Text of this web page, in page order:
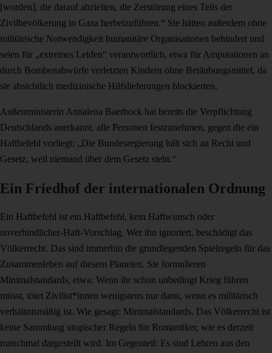
[worden], die darauf abzielten, die Zerstörung eines Teils der
Zivilbevölkerung in Gaza herbeizuführen.“ Sie hätten außerdem ohne
militärische Notwendigkeit humanitäre Organisationen behindert und
seien für „extremes Leiden“ verantwortlich, etwa für Amputationen an
durch Bombenabwürfe verletzten Kindern ohne Betäubungsmittel, da
sie absichtlich medizinische Hilfslieferungen blockierten.
Außenministerin Annalena Baerbock hat bereits die Verpflichtung
Deutschlands anerkannt, alle Personen festzunehmen, gegen die ein
Haftbefehl vorliegt: „Die Bundesregierung hält sich an Recht und
Gesetz, weil niemand über dem Gesetz steht.“
Ein Friedhof der internationalen Ordnung
Ein Haftbefehl ist ein Haftbefehl, kein Haftwunsch oder
unverbindlicher-Haft-Vorschlag. Wer ihn ignoriert, beschädigt das
Völkerrecht. Das sind immerhin die grundlegenden Spielregeln für das
Zusammenleben auf diesem Planeten. Sie formulieren
Minimalstandards, etwa: Wenn ihr schon unbedingt Krieg führen
müsst, tötet Zivilist*innen wenigstens nur dann, wenn es militärisch
verhältnismäßig ist. Wie gesagt: Minimalstandards. Das Völkerrecht ist
keine Sammlung utopischer Regeln für Romantiker, wie es derzeit
manchmal dargestellt wird. Im Gegenteil: Es sind Lehren aus den